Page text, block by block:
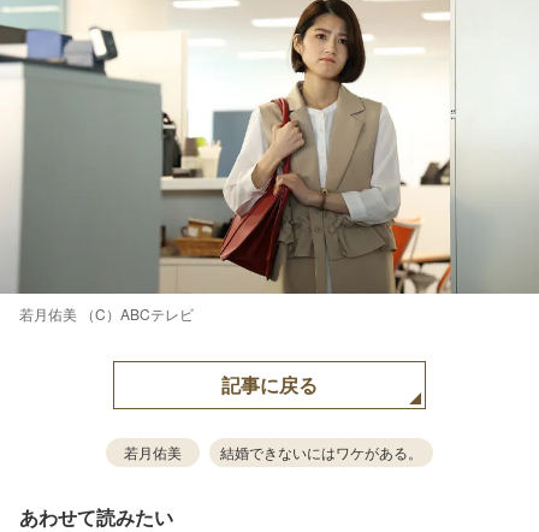
若月佑美 （C）ABCテレビ
記事に戻る
若月佑美 結婚できないにはワケがある。
あわせて読みたい